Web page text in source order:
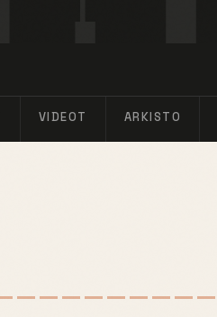
VIDEOT ARKISTO